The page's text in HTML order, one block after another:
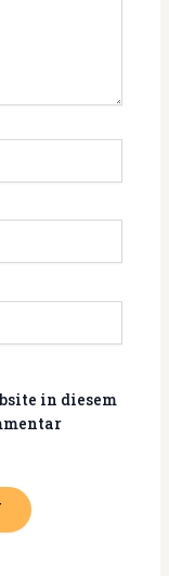
in diesem